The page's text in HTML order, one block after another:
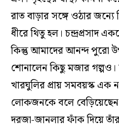
রাত বাড়ার সঙ্গে ওঠার
ধীরে থিতু হল। চন্দ্রপ্রসাদ
কিন্তু আমাদের আনন্দ পুরো
শোনালেন কিছু মজার
খারঘুলির প্রায় সমবয়স্ক এক
লোকজনকে বলে বেড়িয়েছেন
দরজা-জানলার ফাঁক দিয়ে